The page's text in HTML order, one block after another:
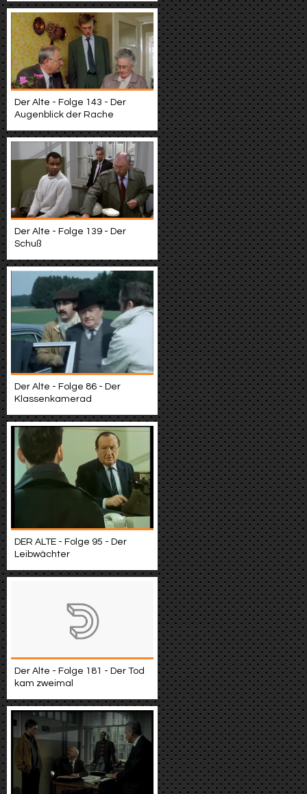
Der Alte - Folge 143 - Der
Augenblick der Rache
Der Alte - Folge 139 - Der
Schuß
Der Alte - Folge 86 - Der
Klassenkamerad
DER ALTE - Folge 95 - Der
Leibwächter
Der Alte - Folge 181 - Der Tod
kam zweimal